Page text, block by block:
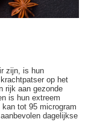
zijn, is hun
op het
rijk aan gezonde
is hun extreem
tot 95 microgram
dagelijkse